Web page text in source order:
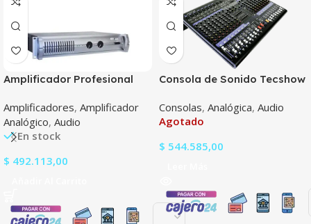
Amplificador Profesional
Amplificadores, Amplificador
Analógico, Audio
En stock
$ 492.113,00
Consola de Sonido Tecshow
Consolas, Analógica, Audio
Agotado
$ 544.585,00